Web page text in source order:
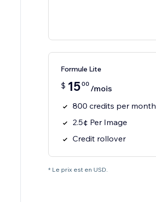
Formule Lite
$ 1500 /mois
800 credits per month
2.5¢ Per Image
Credit rollover
* Le prix est en USD.